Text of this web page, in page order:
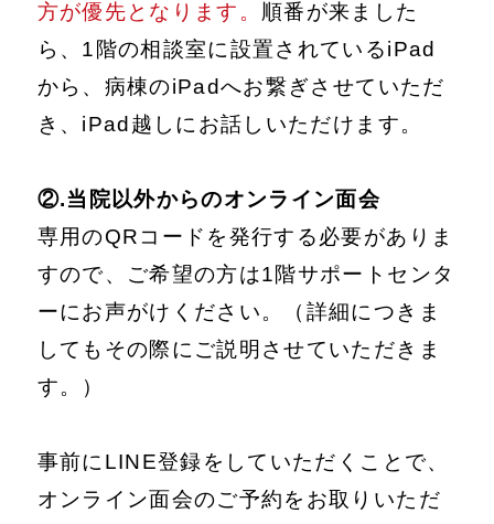
方が優先となります。 順番が来ました
ら、1階の相談室に設置されているiPad
から、病棟のiPadへお繋ぎさせていただ
き、iPad越しにお話しいただけます。
②.当院以外からのオンライン面会
専用のQRコードを発行する必要がありま
すので、ご希望の方は1階サポートセンタ
ーにお声がけください。（詳細につきま
してもその際にご説明させていただきま
す。）
事前にLINE登録をしていただくことで、
オンライン面会のご予約をお取りいただ